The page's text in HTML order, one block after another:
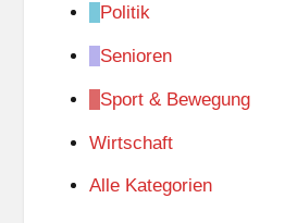
Politik
Senioren
Sport & Bewegung
Wirtschaft
Alle Kategorien